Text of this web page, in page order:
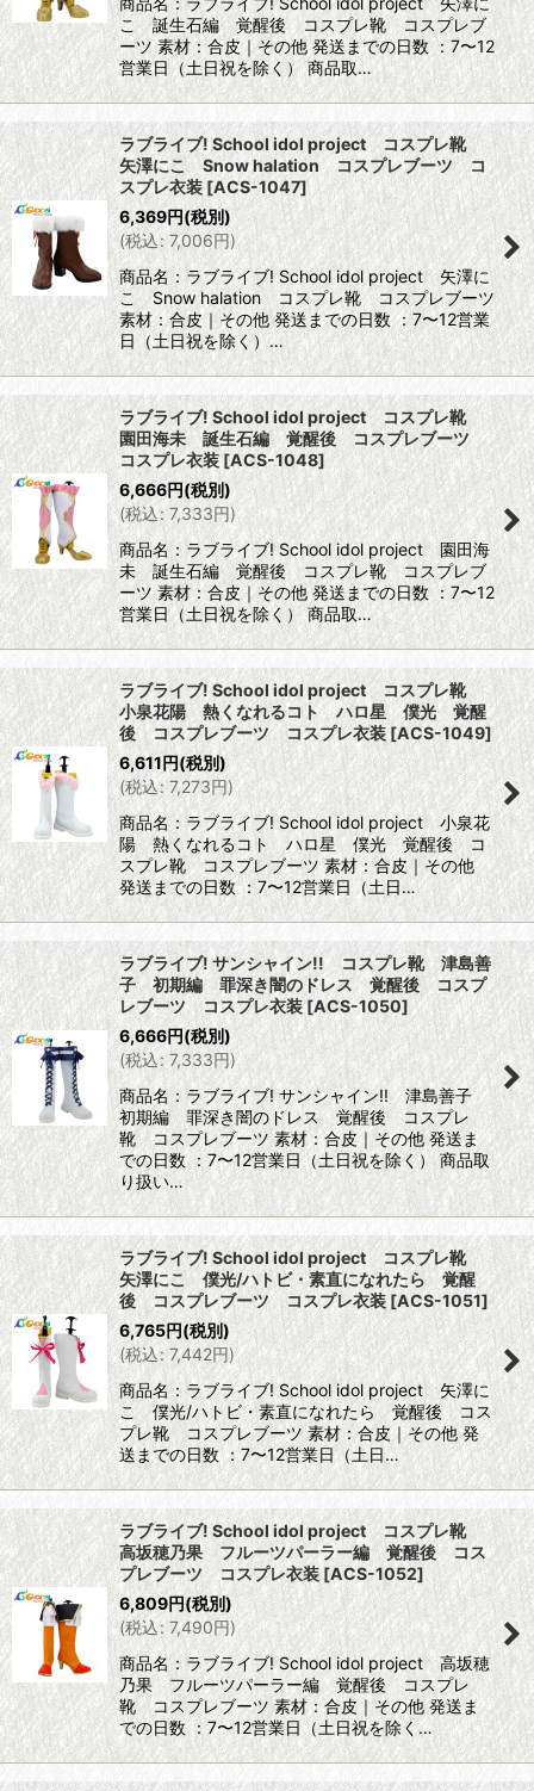
こ 誕生石編 覚醒後 コスプレ靴 コスプレブ
ーツ 素材：合皮｜その他 発送までの日数 ：7〜12
営業日（土日祝を除く） 商品取…
ラブライブ! School idol project コスプレ靴
矢澤にこ Snow halation コスプレブーツ コ
スプレ衣装[ACS-1047]
6,369円(税別)
(税込: 7,006円)
商品名：ラブライブ! School idol project 矢澤に
こ Snow halation コスプレ靴 コスプレブーツ
素材：合皮｜その他 発送までの日数 ：7〜12営業
日（土日祝を除く）…
ラブライブ! School idol project コスプレ靴
園田海未 誕生石編 覚醒後 コスプレブーツ
コスプレ衣装 [ACS-1048]
6,666円(税別)
(税込: 7,333円)
商品名：ラブライブ! School idol project 園田海
未 誕生石編 覚醒後 コスプレ靴 コスプレブ
ーツ 素材：合皮｜その他 発送までの日数 ：7〜12
営業日（土日祝を除く） 商品取…
ラブライブ! School idol project コスプレ靴
小泉花陽 熱くなれるコト ハロ星 僕光 覚醒
後 コスプレブーツ コスプレ衣装[ACS-1049]
6,611円(税別)
(税込: 7,273円)
商品名：ラブライブ! School idol project 小泉花
陽 熱くなれるコト ハロ星 僕光 覚醒後 コ
スプレ靴 コスプレブーツ 素材：合皮｜その他
発送までの日数 ：7〜12営業日（土日…
ラブライブ! サンシャイン!! コスプレ靴 津島善
子 初期編 罪深き闇のドレス 覚醒後 コスプ
レブーツ コスプレ衣装[ACS-1050]
6,666円(税別)
(税込: 7,333円)
商品名：ラブライブ! サンシャイン!! 津島善子
初期編 罪深き闇のドレス 覚醒後 コスプレ
靴 コスプレブーツ 素材：合皮｜その他 発送ま
での日数 ：7〜12営業日（土日祝を除く） 商品取
り扱い…
ラブライブ! School idol project コスプレ靴
矢澤にこ 僕光/ハトビ・素直になれたら 覚醒
後 コスプレブーツ コスプレ衣装[ACS-1051]
6,765円(税別)
(税込: 7,442円)
商品名：ラブライブ! School idol project 矢澤に
こ 僕光/ハトビ・素直になれたら 覚醒後 コス
プレ靴 コスプレブーツ 素材：合皮｜その他 発
送までの日数 ：7〜12営業日（土日…
ラブライブ! School idol project コスプレ靴
高坂穂乃果 フルーツパーラー編 覚醒後 コス
プレブーツ コスプレ衣装 [ACS-1052]
6,809円(税別)
(税込: 7,490円)
商品名：ラブライブ! School idol project 高坂穂
乃果 フルーツパーラー編 覚醒後 コスプレ
靴 コスプレブーツ 素材：合皮｜その他 発送ま
での日数 ：7〜12営業日（土日祝を除く…